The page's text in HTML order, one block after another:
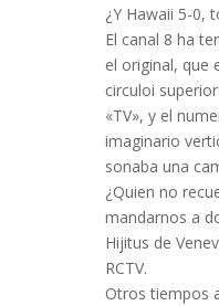
¿Y Hawaii 5-0,
El canal 8 ha
el original, que
circuloi
«TV», y el
imaginario
sonaba una
¿Quien no
mandarnos a
Hijitus de
RCTV.
Otros tiempos